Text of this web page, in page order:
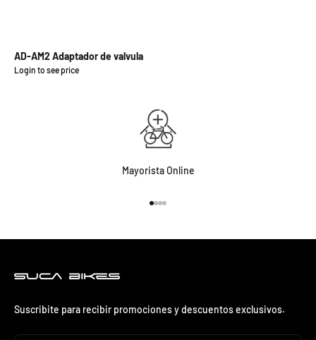
AD-AM2 Adaptador de valvula
Precio de oferta
Login to see price
Mayorista Online
Suscribite para recibir promociones y descuentos exclusivos.